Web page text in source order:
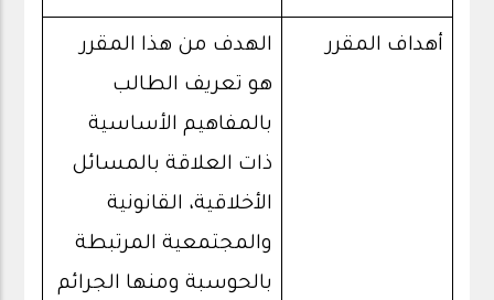
أهداف المقرر
الهدف من هذا المقرر
هو تعريف الطالب
بالمفاهيم الأساسية
ذات العلاقة بالمسائل
الأخلاقية، القانونية
والمجتمعية المرتبطة
بالحوسبة ومنها الجرائم